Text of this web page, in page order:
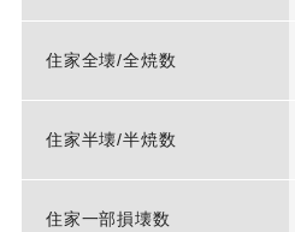
住家全壊/全焼数
住家半壊/半焼数
住家一部損壊数